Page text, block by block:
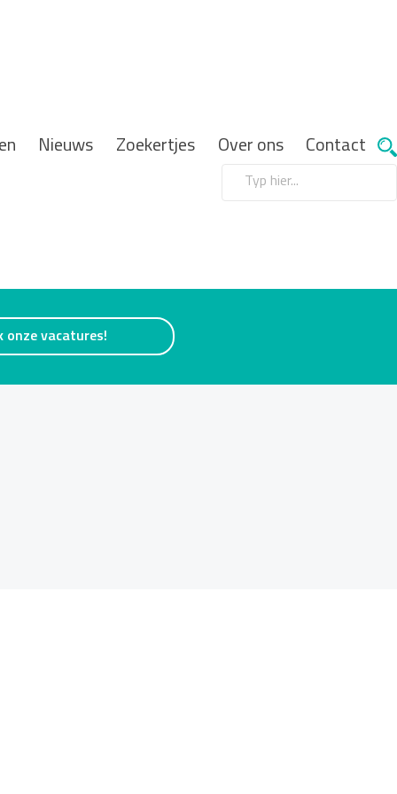
Nieuws Zoekertjes Over ons Contact
onze vacatures!